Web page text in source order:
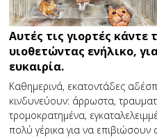
Αυτές τις γιορτές κάντε
υιοθετώντας ενήλικο,
ευκαιρία.
Καθημερινά, εκατοντάδες
κινδυνεύουν: άρρωστα,
τρομοκρατημένα,
πολύ γέρικα για να